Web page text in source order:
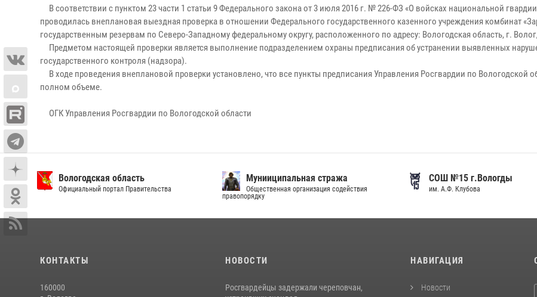
В соответствии с пунктом 23 части 1 статьи 9 Федерального закона от 3 июля 2016 г. № 226-ФЗ «О войсках национальной
проводилась внеплановая выездная проверка в отношении Федерального государственного казенного учреждения комбинат
государственным резервам по Северо-Западному федеральному округу, расположенного по адресу: Вологодская область, г.
Предметом настоящей проверки является выполнение подразделением охраны предписания об устранении выявленных
государственного контроля (надзора).
В ходе проведения внеплановой проверки установлено, что все пункты предписания Управления Росгвардии по Вологодской
полном объеме.
ОГК Управления Росгвардии по Вологодской области
Вологодская область
Официальный портал Правительства
Мунииципальная стража
Общественная организация содействия
правопорядку
СОШ №15 г.Вологды
им. А.Ф. Клубова
КОНТАКТЫ
160000
НОВОСТИ
Росгвардейцы задержали череповчан,
НАВИГАЦИЯ
Новости